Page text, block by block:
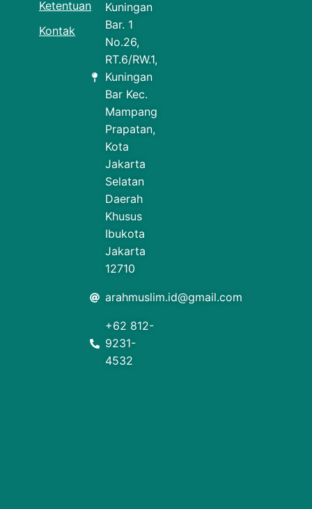
Ketentuan
Kontak
Kuningan
Bar. 1
No.26,
RT.6/RW.1,
Kuningan
Bar Kec.
Mampang
Prapatan,
Kota
Jakarta
Selatan
Daerah
Khusus
Ibukota
Jakarta
12710
arahmuslim.id@gmail.com
+62 812-
9231-
4532